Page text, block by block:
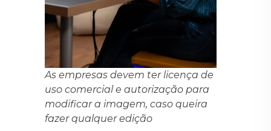
As empresas devem ter licença de
uso comercial e autorização para
modificar a imagem, caso queira
fazer qualquer edição